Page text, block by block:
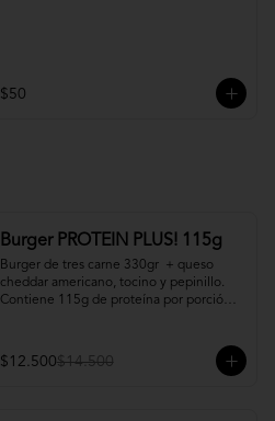
$50
Burger PROTEIN PLUS! 115g
Burger de tres carne 330gr  + queso
cheddar americano, tocino y pepinillo.
Contiene 115g de proteína por porción.
$12.500$14.500